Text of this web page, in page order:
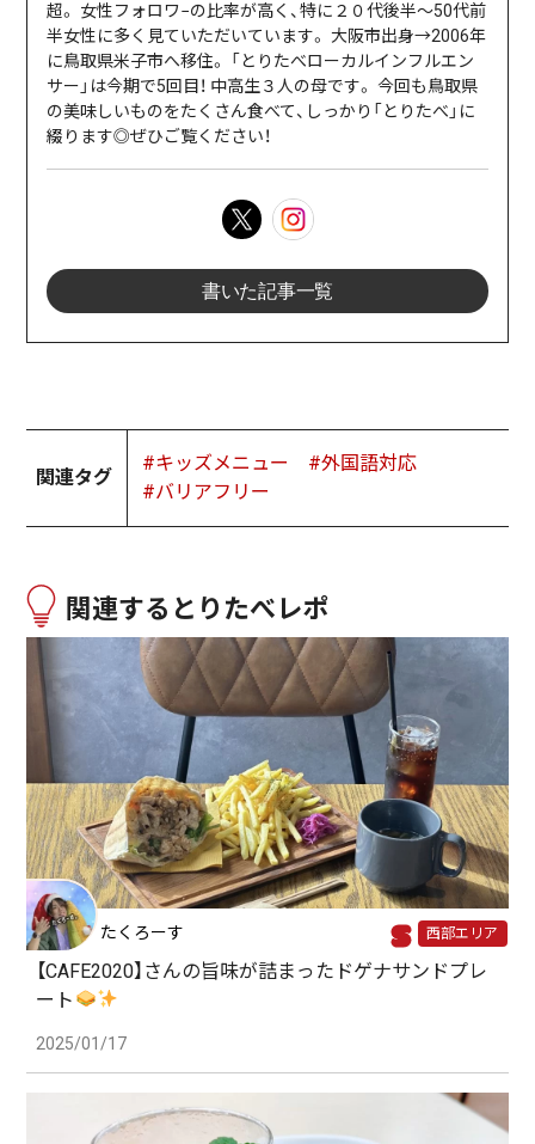
超。 女性フォロワ−の比率が高く、特に２０代後半〜50代前
半女性に多く見ていただいています。 大阪市出身→2006年
に鳥取県米子市へ移住。 「とりたべローカルインフルエン
サー」は今期で5回目！ 中高生３人の母です。 今回も鳥取県
の美味しいものをたくさん食べて、しっかり「とりたべ」に
綴ります◎ぜひご覧ください！
書いた記事一覧
関連タグ
#キッズメニュー
#外国語対応
#バリアフリー
関連するとりたべレポ
たくろーす 西部エリア
【CAFE2020】さんの旨味が詰まったドゲナサンドプレ
ート
2025/01/17